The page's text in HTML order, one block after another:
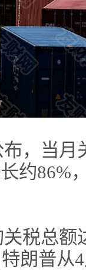
，当月
约86%
税总额
朗普从